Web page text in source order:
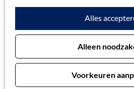
Alles
Alleen
Voorkeuren
Soort object
Collecties
Beeld en geluid
Alexander
’s-Hertogenbosch 22-1-1927 — ’s-